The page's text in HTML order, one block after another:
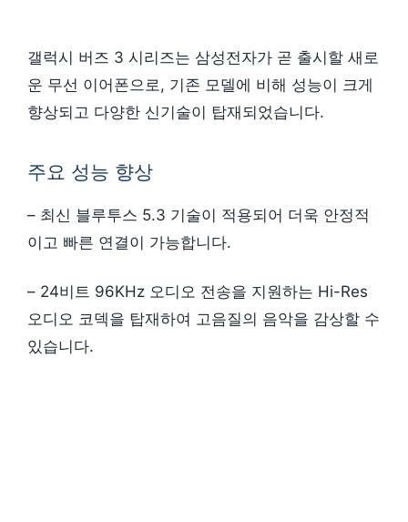
갤럭시 버즈 3 시리즈는 삼성전자가 곧 출시할 새로
운 무선 이어폰으로, 기존 모델에 비해 성능이 크게
향상되고 다양한 신기술이 탑재되었습니다.
주요 성능 향상
– 최신 블루투스 5.3 기술이 적용되어 더욱 안정적
이고 빠른 연결이 가능합니다.
– 24비트 96KHz 오디오 전송을 지원하는 Hi-Res
오디오 코덱을 탑재하여 고음질의 음악을 감상할 수
있습니다.